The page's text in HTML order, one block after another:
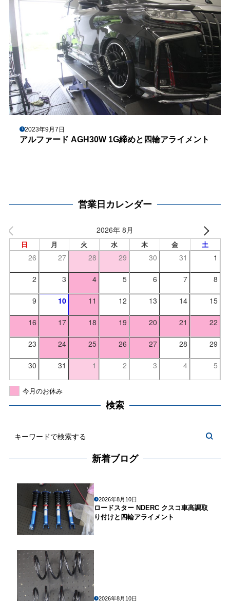
2023年9月7日
アルファード AGH30W 1G締めと四輪アライメント
営業日カレンダー
2026年 8月
日 月 火 水 木 金 土
26 27 28 29 30 31 1
2 3 4 5 6 7 8
9 10 11 12 13 14 15
16 17 18 19 20 21 22
23 24 25 26 27 28 29
30 31 1 2 3 4 5
今月のお休み
検索
新着ブログ
2026年8月10日
ロードスター NDERC クスコ車高調取
り付けと四輪アライメント
2026年8月10日